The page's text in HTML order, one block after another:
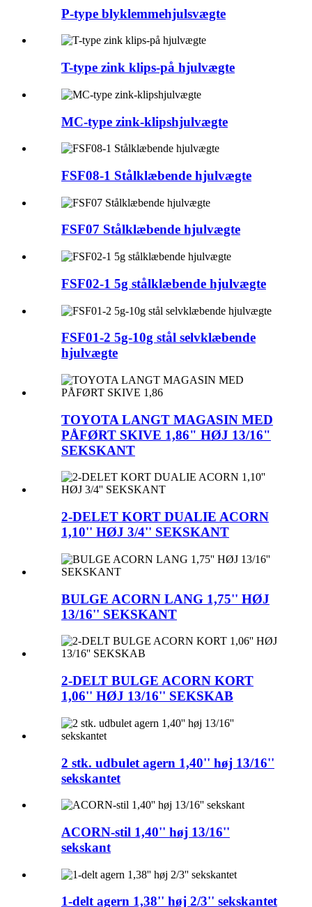
P-type blyklemmehjulsvægte
T-type zink klips-på hjulvægte
MC-type zink-klipshjulvægte
FSF08-1 Stålklæbende hjulvægte
FSF07 Stålklæbende hjulvægte
FSF02-1 5g stålklæbende hjulvægte
FSF01-2 5g-10g stål selvklæbende
hjulvægte
TOYOTA LANGT MAGASIN MED
PÅFØRT SKIVE 1,86" HØJ 13/16"
SEKSKANT
2-DELET KORT DUALIE ACORN
1,10'' HØJ 3/4'' SEKSKANT
BULGE ACORN LANG 1,75'' HØJ
13/16'' SEKSKANT
2-DELT BULGE ACORN KORT
1,06'' HØJ 13/16'' SEKSKAB
2 stk. udbulet agern 1,40'' høj 13/16''
sekskantet
ACORN-stil 1,40'' høj 13/16''
sekskant
1-delt agern 1,38'' høj 2/3'' sekskantet